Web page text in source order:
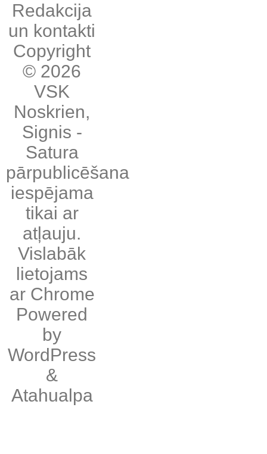
Redakcija
un kontakti
Copyright
© 2026
VSK
Noskrien,
Signis -
Satura
pārpublicēšana
iespējama
tikai ar
atļauju.
Vislabāk
lietojams
ar Chrome
Powered
by
WordPress
&
Atahualpa